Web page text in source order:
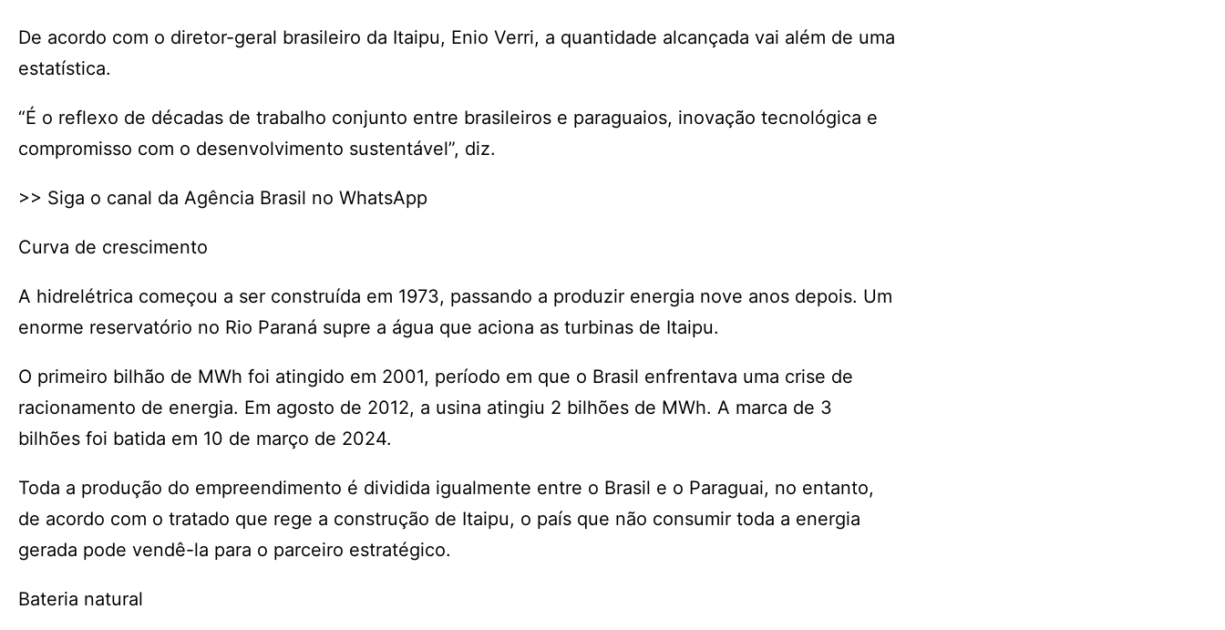
De acordo com o diretor-geral brasileiro da Itaipu, Enio Verri, a quantidade alcançada vai além de uma
estatística.
“É o reflexo de décadas de trabalho conjunto entre brasileiros e paraguaios, inovação tecnológica e
compromisso com o desenvolvimento sustentável”, diz.
>> Siga o canal da Agência Brasil no WhatsApp
Curva de crescimento
A hidrelétrica começou a ser construída em 1973, passando a produzir energia nove anos depois. Um
enorme reservatório no Rio Paraná supre a água que aciona as turbinas de Itaipu.
O primeiro bilhão de MWh foi atingido em 2001, período em que o Brasil enfrentava uma crise de
racionamento de energia. Em agosto de 2012, a usina atingiu 2 bilhões de MWh. A marca de 3
bilhões foi batida em 10 de março de 2024.
Toda a produção do empreendimento é dividida igualmente entre o Brasil e o Paraguai, no entanto,
de acordo com o tratado que rege a construção de Itaipu, o país que não consumir toda a energia
gerada pode vendê-la para o parceiro estratégico.
Bateria natural